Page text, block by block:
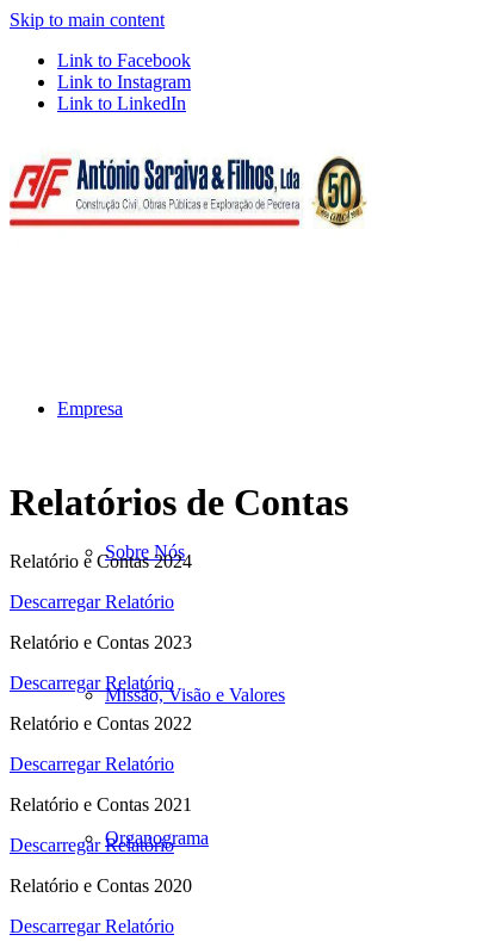
Skip to main content
Link to Facebook
Link to Instagram
Link to LinkedIn
Empresa
Sobre Nós
Missão, Visão e Valores
Organograma
Relatórios de Contas
Relatório e Contas 2024
Descarregar Relatório
Relatório e Contas 2023
Descarregar Relatório
Relatório e Contas 2022
Descarregar Relatório
Relatório e Contas 2021
Descarregar Relatório
Relatório e Contas 2020
Descarregar Relatório